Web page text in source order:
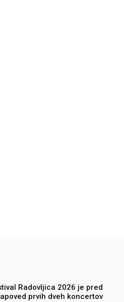
Radovljica 2026 je pred
prvih dveh koncertov